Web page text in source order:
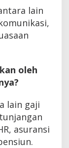
lain
oleh
lain gaji
asuransi